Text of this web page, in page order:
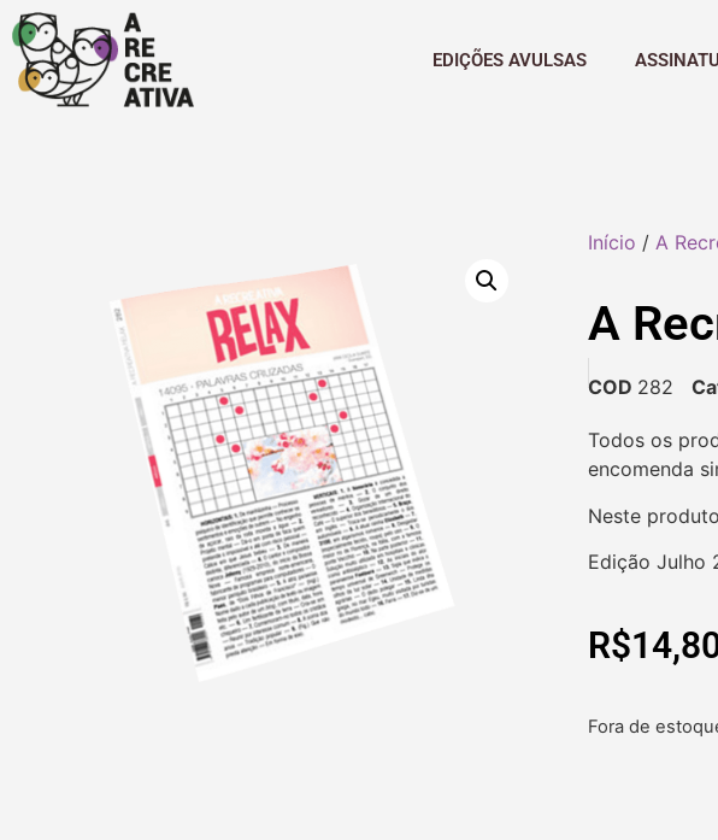
EDIÇÕES AVULSAS
Início / A
A
COD 282
Todos os
encomenda
Neste
Edição Julho
R$
Fora de